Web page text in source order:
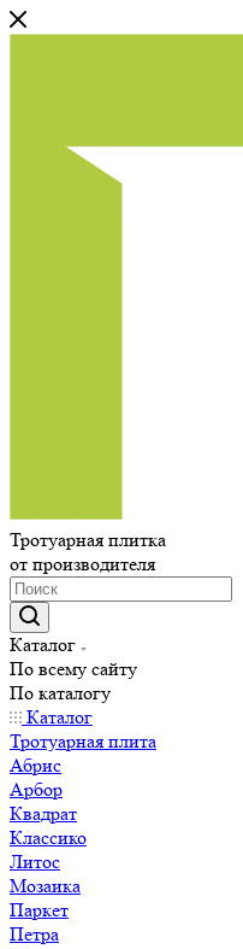
Тротуарная плитка
от производителя
Каталог
По всему сайту
По каталогу
Каталог
Тротуарная плита
Абрис
Арбор
Квадрат
Классико
Литос
Мозаика
Паркет
Петра